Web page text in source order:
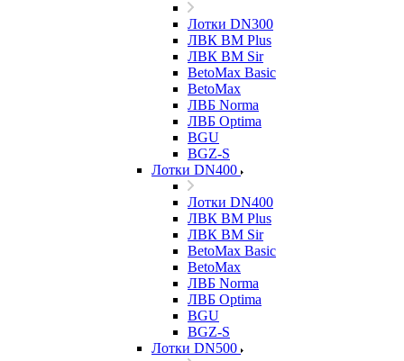
Лотки DN300
ЛВК ВМ Plus
ЛВК ВМ Sir
BetoMax Basic
BetoMax
ЛВБ Norma
ЛВБ Optima
BGU
BGZ-S
Лотки DN400
Лотки DN400
ЛВК ВМ Plus
ЛВК ВМ Sir
BetoMax Basic
BetoMax
ЛВБ Norma
ЛВБ Optima
BGU
BGZ-S
Лотки DN500